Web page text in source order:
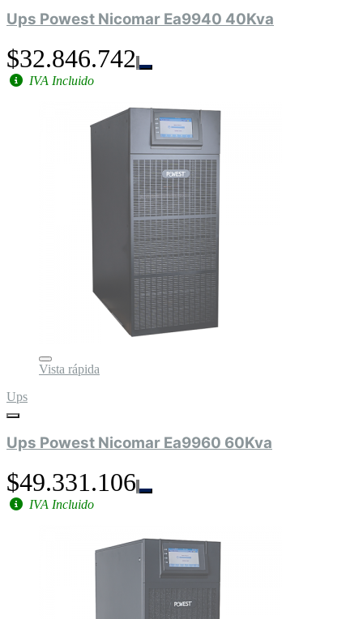
Ups Powest Nicomar Ea9940 40Kva
$32.846.742
IVA Incluido
Vista rápida
Ups
Ups Powest Nicomar Ea9960 60Kva
$49.331.106
IVA Incluido